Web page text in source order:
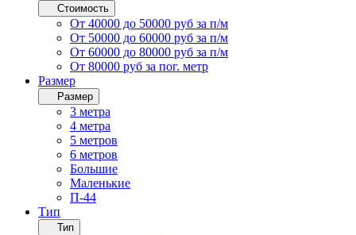
Стоимость
От 40000 до 50000 руб за п/м
От 50000 до 60000 руб за п/м
От 60000 до 80000 руб за п/м
От 80000 руб за пог. метр
Размер
Размер
3 метра
4 метра
5 метров
6 метров
Большие
Маленькие
П-44
Тип
Тип